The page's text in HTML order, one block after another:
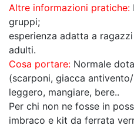
Altre informazioni pratiche:
gruppi;
esperienza adatta a
adulti.
Cosa portare: Normale
(scarponi, giacca
leggero, mangiare, bere..
Per chi non ne fosse in
imbraco e kit da ferrata